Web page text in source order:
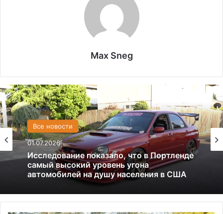
Max Sneg
США
13.06.2025
Америка имеет огромный избыток сыра